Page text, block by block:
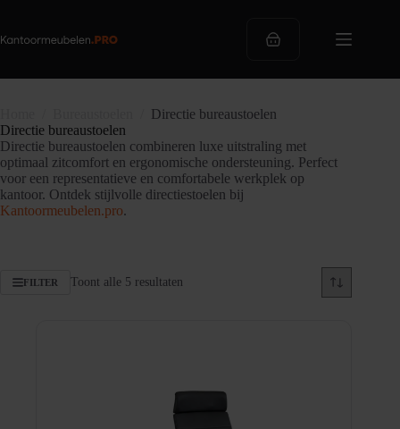
de
Winkelwagen
Directie bureaustoelen
Directie bureaustoelen
Directie bureaustoelen combineren luxe uitstraling met
optimaal zitcomfort en ergonomische ondersteuning. Perfect
voor een representatieve en comfortabele werkplek op
kantoor. Ontdek stijlvolle directiestoelen bij
Kantoormeubelen.pro.
FILTER Toont alle 5 resultaten